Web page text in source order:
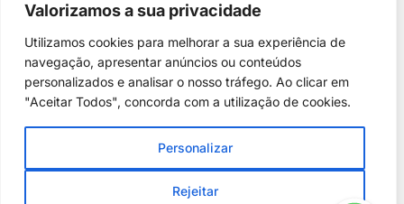
Valorizamos a sua privacidade
Utilizamos cookies para melhorar a sua experiência de
navegação, apresentar anúncios ou conteúdos
personalizados e analisar o nosso tráfego. Ao clicar em
"Aceitar Todos", concorda com a utilização de cookies.
Personalizar
Rejeitar
Redes Sociais
Copyright © 2025. Desenvolvido porPhantom Digital.
Todos os direitos reservados para